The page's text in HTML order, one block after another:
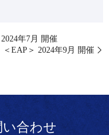
年7月 開催
＜EAP＞ 2024年9月 開催
合わせ